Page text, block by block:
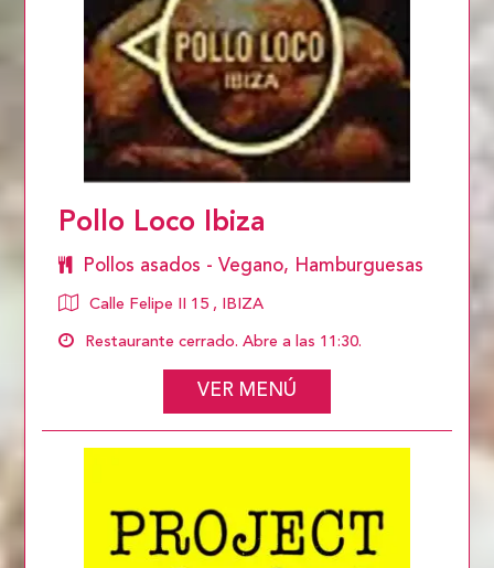
Pollo Loco Ibiza
Pollos asados - Vegano, Hamburguesas
Calle Felipe II 15 , IBIZA
Restaurante cerrado. Abre a las 11:30.
VER MENÚ